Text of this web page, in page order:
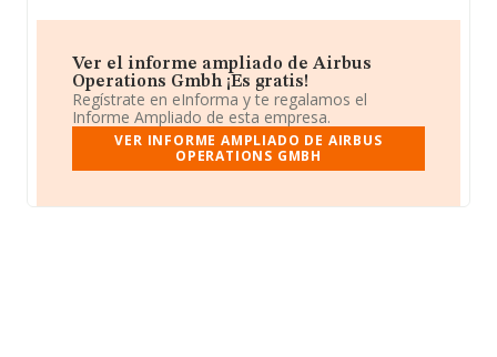
Ver el informe ampliado de Airbus
Operations Gmbh ¡Es gratis!
Regístrate en eInforma y te regalamos el
Informe Ampliado de esta empresa.
VER INFORME AMPLIADO DE AIRBUS
OPERATIONS GMBH